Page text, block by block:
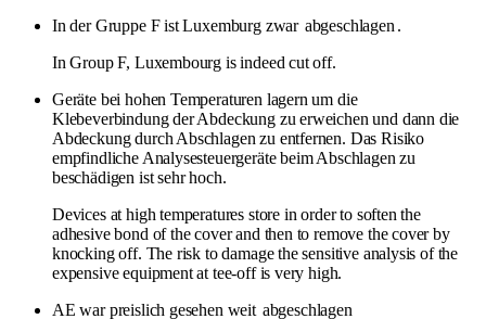
In der Gruppe F ist Luxemburg zwar abgeschlagen .
In Group F, Luxembourg is indeed cut off.
Geräte bei hohen Temperaturen lagern um die
Klebeverbindung der Abdeckung zu erweichen und dann die
Abdeckung durch Abschlagen zu entfernen. Das Risiko
empfindliche Analysesteuergeräte beim Abschlagen zu
beschädigen ist sehr hoch.
Devices at high temperatures store in order to soften the
adhesive bond of the cover and then to remove the cover by
knocking off. The risk to damage the sensitive analysis of the
expensive equipment at tee-off is very high.
AE war preislich gesehen weit abgeschlagen